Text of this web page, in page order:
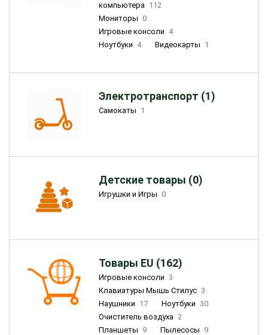
компьютера 112
Мониторы 0
Игровые консоли 4
Ноутбуки 4 Видеокарты 1
Электротранспорт (1)
Самокаты 1
Детские товары (0)
Игрушки и Игры 0
Товары EU (162)
Игровые консоли 3
Клавиатуры Мышь Стилус 3
Наушники 17 Ноутбуки 30
Очиститель воздуха 2
Планшеты 9 Пылесосы 9